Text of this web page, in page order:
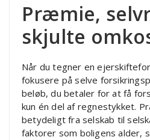
Præmie,
skjulte
Når du tegner en
fokusere på selve
beløb, du betaler for at få
kun én del af regnestykket.
betydeligt fra selskab til
faktorer som boligens alder,